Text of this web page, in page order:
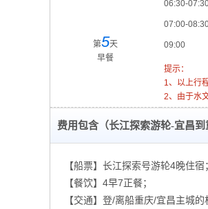
第5天
早餐
06:30-
07:00-
09:00 离
提示：
1、以上行
2、由于水
费用包含（长江探索游轮-宜昌到
【船票】长江探索号游轮4晚住宿；
【餐饮】4早7正餐；
【交通】登/离船重庆/宜昌主城